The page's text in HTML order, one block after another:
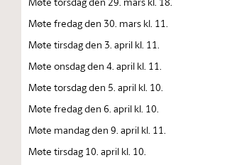
Møte fredag den 30. mars kl. 11.
Møte tirsdag den 3. april kl. 11.
Møte onsdag den 4. april kl. 11.
Møte torsdag den 5. april kl. 10.
Møte fredag den 6. april kl. 10.
Møte mandag den 9. april kl. 11.
Møte tirsdag 10. april kl. 10.